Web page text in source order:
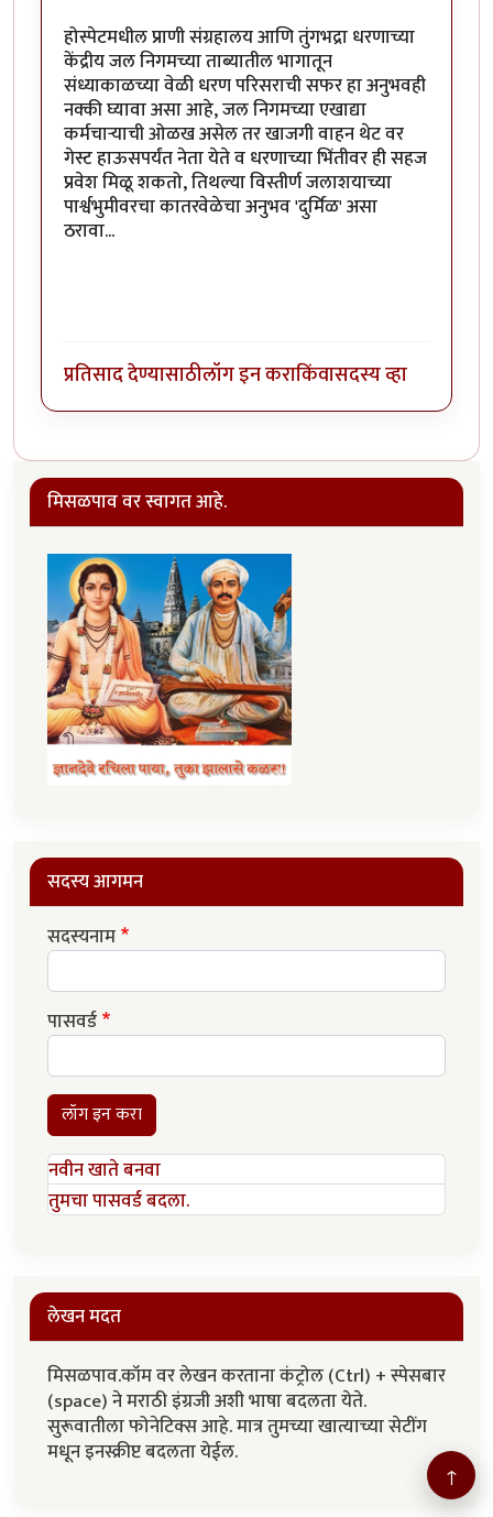
होस्पेटमधील प्राणी संग्रहालय आणि तुंगभद्रा धरणाच्या
केंद्रीय जल निगमच्या ताब्यातील भागातून
संध्याकाळच्या वेळी धरण परिसराची सफर हा अनुभवही
नक्की घ्यावा असा आहे, जल निगमच्या एखाद्या
कर्मचाऱ्याची ओळख असेल तर खाजगी वाहन थेट वर
गेस्ट हाऊसपर्यंत नेता येते व धरणाच्या भिंतीवर ही सहज
प्रवेश मिळू शकतो, तिथल्या विस्तीर्ण जलाशयाच्या
पार्श्वभुमीवरचा कातरवेळेचा अनुभव 'दुर्मिळ' असा
ठरावा...
प्रतिसाद देण्यासाठीलॉग इन कराकिंवासदस्य व्हा
मिसळपाव वर स्वागत आहे.
सदस्य आगमन
सदस्यनाम
पासवर्ड
लॉग इन करा
नवीन खाते बनवा
तुमचा पासवर्ड बदला.
लेखन मदत
मिसळपाव.कॉम वर लेखन करताना कंट्रोल (Ctrl) + स्पेसबार
(space) ने मराठी इंग्रजी अशी भाषा बदलता येते.
सुरूवातीला फोनेटिक्स आहे. मात्र तुमच्या खात्याच्या सेटींग
मधून इनस्क्रीप्ट बदलता येईल.
↑